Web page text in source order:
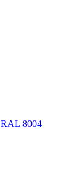
8004